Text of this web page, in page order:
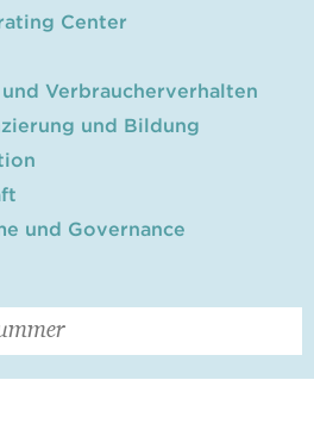
Center
Verbraucherverhalten
und Bildung
und Governance